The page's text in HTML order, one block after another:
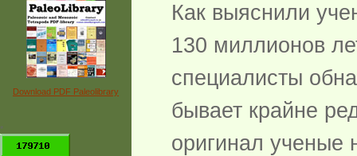
Download PDF Paleolibrary
*
Как выяснили
130 миллионов
специалисты
бывает крайне
оригинал ученые